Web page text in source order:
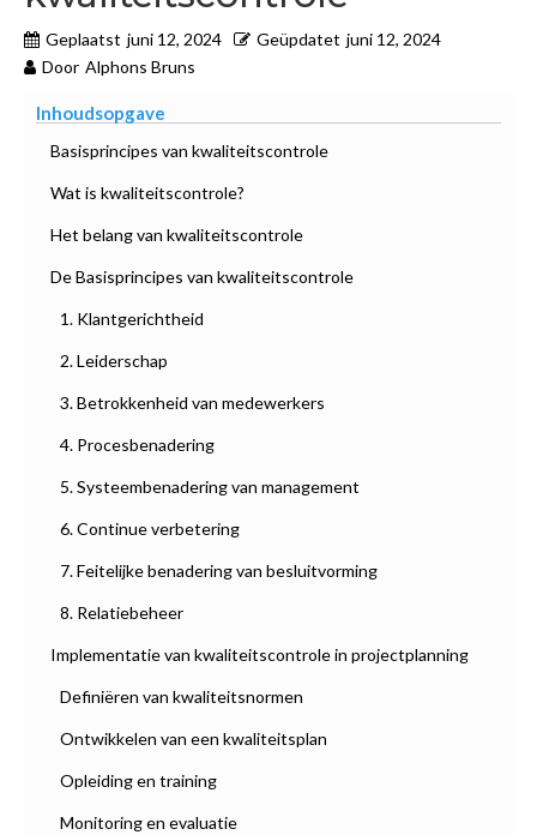
Geplaatst juni 12, 2024 Geüpdatet juni 12, 2024
Door Alphons Bruns
Inhoudsopgave
Basisprincipes van kwaliteitscontrole
Wat is kwaliteitscontrole?
Het belang van kwaliteitscontrole
De Basisprincipes van kwaliteitscontrole
1. Klantgerichtheid
2. Leiderschap
3. Betrokkenheid van medewerkers
4. Procesbenadering
5. Systeembenadering van management
6. Continue verbetering
7. Feitelijke benadering van besluitvorming
8. Relatiebeheer
Implementatie van kwaliteitscontrole in projectplanning
Definiëren van kwaliteitsnormen
Ontwikkelen van een kwaliteitsplan
Opleiding en training
Monitoring en evaluatie